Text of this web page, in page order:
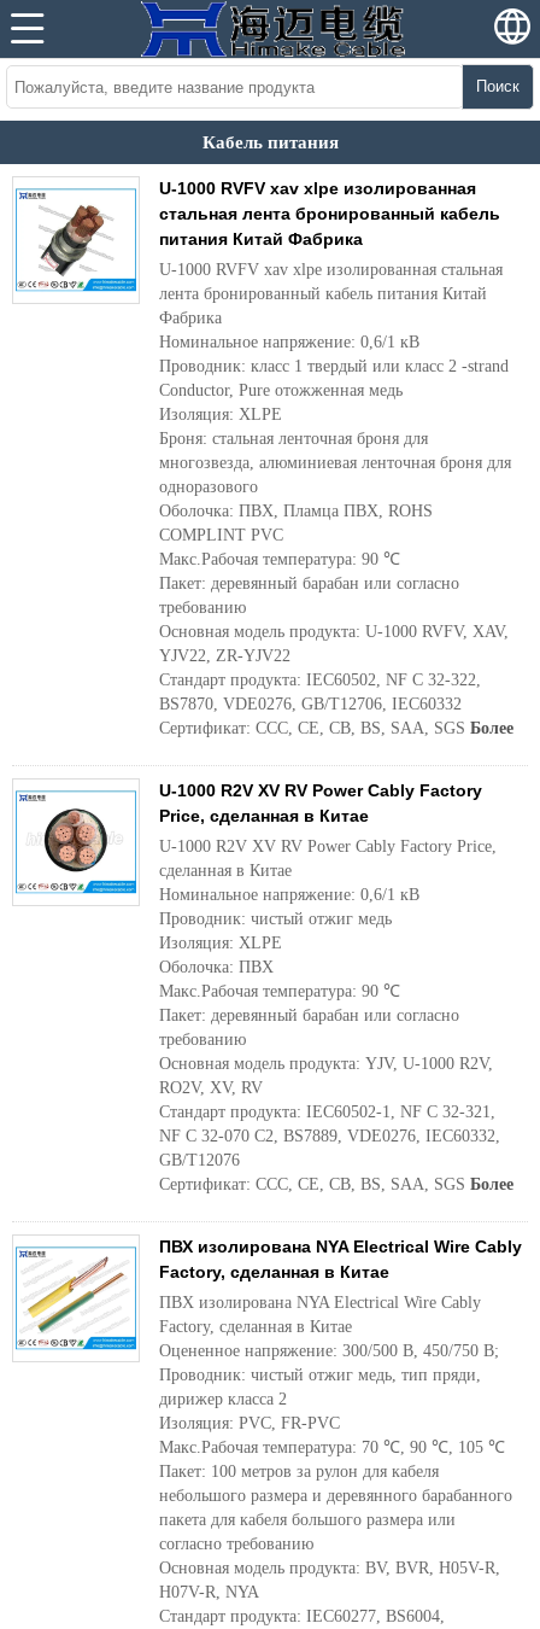
Поиск
Кабель питания
U-1000 RVFV xav xlpe изолированная
стальная лента бронированный кабель
питания Китай Фабрика
U-1000 RVFV xav xlpe изолированная стальная
лента бронированный кабель питания Китай
Фабрика
Номинальное напряжение: 0,6/1 кВ
Проводник: класс 1 твердый или класс 2 -strand
Conductor, Pure отожженная медь
Изоляция: XLPE
Броня: стальная ленточная броня для
многозвезда, алюминиевая ленточная броня для
одноразового
Оболочка: ПВХ, Пламца ПВХ, ROHS
COMPLINT PVC
Макс.Рабочая температура: 90 ℃
Пакет: деревянный барабан или согласно
требованию
Основная модель продукта: U-1000 RVFV, XAV,
YJV22, ZR-YJV22
Стандарт продукта: IEC60502, NF C 32-322,
BS7870, VDE0276, GB/T12706, IEC60332
Сертификат: CCC, CE, CB, BS, SAA, SGS Более
U-1000 R2V XV RV Power Cably Factory
Price, сделанная в Китае
U-1000 R2V XV RV Power Cably Factory Price,
сделанная в Китае
Номинальное напряжение: 0,6/1 кВ
Проводник: чистый отжиг медь
Изоляция: XLPE
Оболочка: ПВХ
Макс.Рабочая температура: 90 ℃
Пакет: деревянный барабан или согласно
требованию
Основная модель продукта: YJV, U-1000 R2V,
RO2V, XV, RV
Стандарт продукта: IEC60502-1, NF C 32-321,
NF C 32-070 C2, BS7889, VDE0276, IEC60332,
GB/T12076
Сертификат: CCC, CE, CB, BS, SAA, SGS Более
ПВХ изолирована NYA Electrical Wire Cably
Factory, сделанная в Китае
ПВХ изолирована NYA Electrical Wire Cably
Factory, сделанная в Китае
Оцененное напряжение: 300/500 В, 450/750 В;
Проводник: чистый отжиг медь, тип пряди,
дирижер класса 2
Изоляция: PVC, FR-PVC
Макс.Рабочая температура: 70 ℃, 90 ℃, 105 ℃
Пакет: 100 метров за рулон для кабеля
небольшого размера и деревянного барабанного
пакета для кабеля большого размера или
согласно требованию
Основная модель продукта: BV, BVR, H05V-R,
H07V-R, NYA
Стандарт продукта: IEC60277, BS6004,